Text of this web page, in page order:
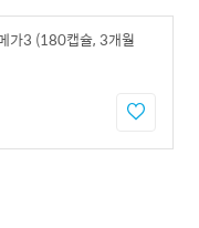
가3 (180캡슐, 3개월